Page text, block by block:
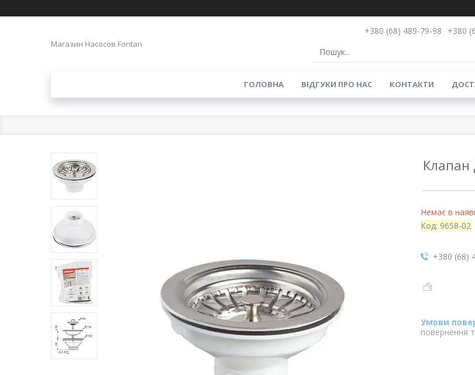
Магазин Насосов Fontan
+380 (68) 489-79-98
+380
ГОЛОВНА ВIДГУКИ ПРО НАС КОНТАКТИ
Клапан
Немає в
Код: 9658-02
+380 (68)
повернення